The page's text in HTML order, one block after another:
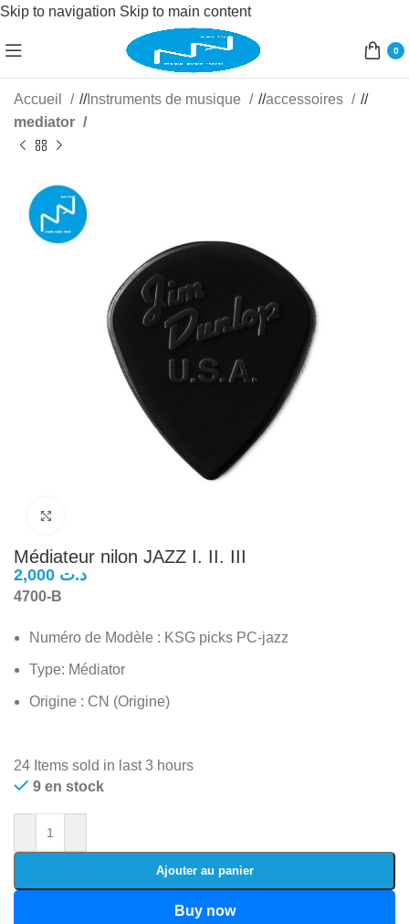
Skip to navigation Skip to main content
0
Accueil / Instruments de musique / accessoires
/
mediator
Médiateur nilon JAZZ I. II. III
د.ت
4700-B
Numéro de Modèle : KSG picks PC-jazz
Type: Médiator
Origine : CN (Origine)
24 Items sold in last 3 hours
9 en stock
Ajouter au panier
Buy now